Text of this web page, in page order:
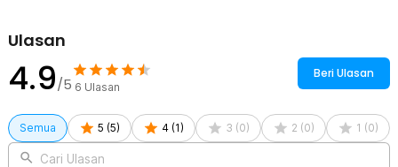
Ulasan
4.9/5 6 Ulasan
Beri Ulasan
Semua 5 (5) 4 (1 ) 3 (0) 2 (0) 1 (0)
Cari Ulasan